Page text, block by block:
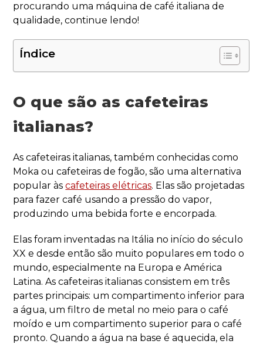
procurando uma máquina de café italiana de
qualidade, continue lendo!
Índice
O que são as cafeteiras
italianas?
As cafeteiras italianas, também conhecidas como
Moka ou cafeteiras de fogão, são uma alternativa
popular àscafeteiras elétricas. Elas são projetadas
para fazer café usando a pressão do vapor,
produzindo uma bebida forte e encorpada.
Elas foram inventadas na Itália no início do século
XX e desde então são muito populares em todo o
mundo, especialmente na Europa e América
Latina. As cafeteiras italianas consistem em três
partes principais: um compartimento inferior para
a água, um filtro de metal no meio para o café
moído e um compartimento superior para o café
pronto. Quando a água na base é aquecida, ela